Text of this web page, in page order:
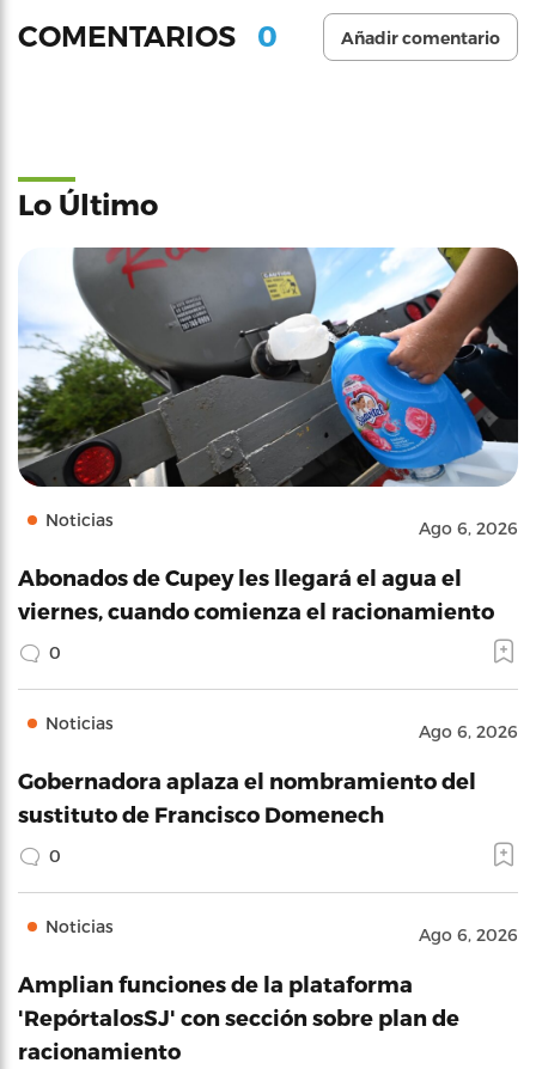
COMENTARIOS 0 Añadir comentario
Lo Último
Noticias Ago 6, 2026
Abonados de Cupey les llegará el agua el
viernes, cuando comienza el racionamiento
0
Noticias Ago 6, 2026
Gobernadora aplaza el nombramiento del
sustituto de Francisco Domenech
0
Noticias Ago 6, 2026
Amplian funciones de la plataforma
'RepórtalosSJ' con sección sobre plan de
racionamiento